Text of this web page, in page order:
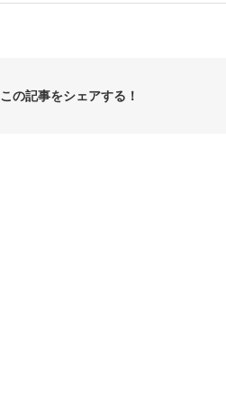
この記事をシェアする！